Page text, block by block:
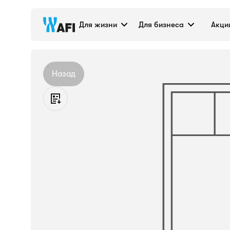
Для жизни Для бизнеса
Кладовое
Назад